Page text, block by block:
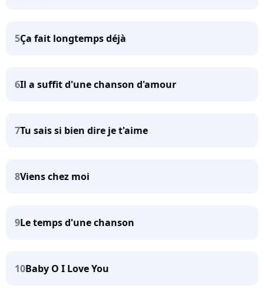
5Ça fait longtemps déjà
6Il a suffit d'une chanson d'amour
7Tu sais si bien dire je t'aime
8Viens chez moi
9Le temps d'une chanson
10Baby O I Love You